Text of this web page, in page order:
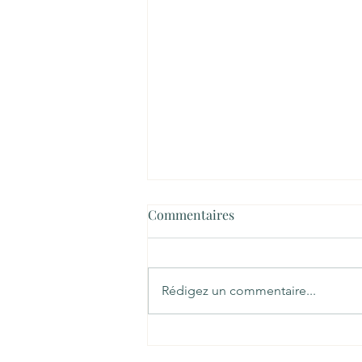
Commentaires
Rédigez un commentaire...